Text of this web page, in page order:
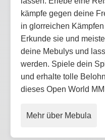
kämpfe gegen deine
in glorreichen
Erkunde sie und
deine Mebulys und
werden. Spiele dein
und erhalte tolle
dieses Open World
Mehr über Mebula